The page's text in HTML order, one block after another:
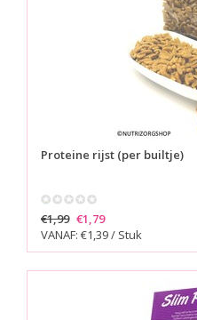
Proteine rijst (per builtje)
€1,99 €1,79
VANAF: €1,39 / Stuk